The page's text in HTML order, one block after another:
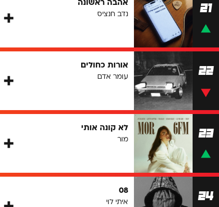
21 אהבה ראשונה
נדב חנציס
22 אורות כחולים
עומר אדם
23 לא קונה אותי
מור
24
08
איתי לוי